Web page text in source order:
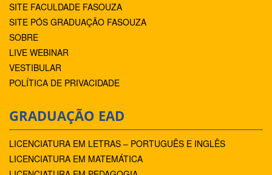
SITE FACULDADE FASOUZA
SITE PÓS GRADUAÇÃO FASOUZA
SOBRE
LIVE WEBINAR
VESTIBULAR
POLÍTICA DE PRIVACIDADE
GRADUAÇÃO EAD
LICENCIATURA EM LETRAS – PORTUGUÊS E INGLÊS
LICENCIATURA EM MATEMÁTICA